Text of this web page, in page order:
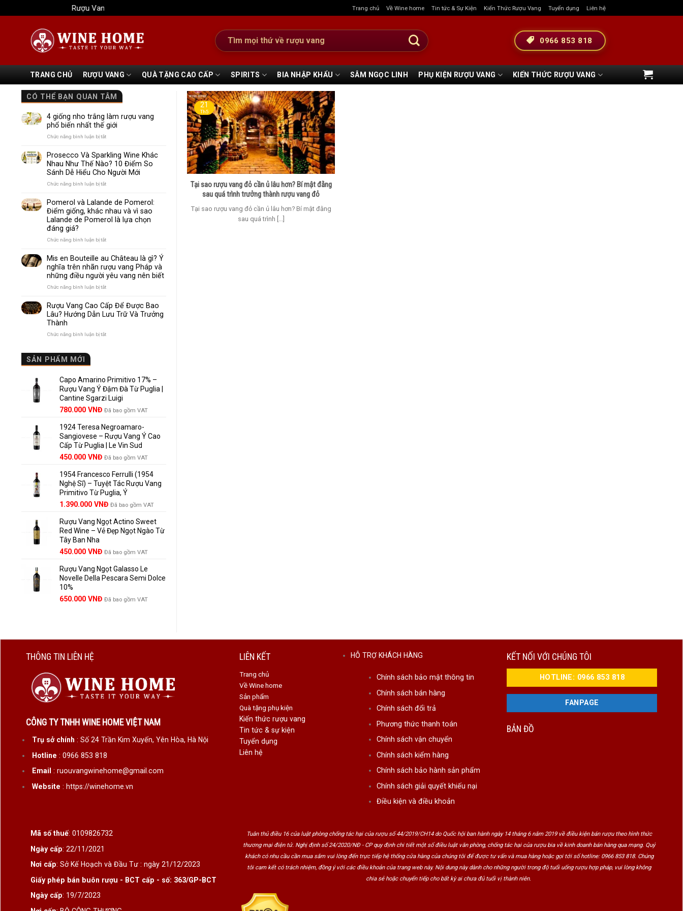
qua
Rượu Vang Wine Home Trang chủ Về Wine home Tin tức & Sự Kiện Kiến Thức Rượu Vang Tuyển dụng Liên hệ
Tìm
kiếm:
0966 853 818
TRANG CHỦ RƯỢU VANG QUÀ TẶNG CAO CẤP SPIRITS BIA NHẬP KHẨU SÂM NGỌC LINH PHỤ KIỆN RƯỢU VANG KIẾN THỨC RƯỢU VANG
CÓ THỂ BẠN QUAN TÂM
4 giống nho trắng làm rượu vang
phổ biến nhất thế giới
Chức năng bình luận bị tắtở
giống
nho
trắng
làm
biến
nhất
thế
Prosecco Và Sparkling Wine Khác
Nhau Như Thế Nào? 10 Điểm So
Sánh Dễ Hiểu Cho Người Mới
Chức năng bình luận bị tắtở
Và
Sparkling
Wine
Khác
10
Điểm
So
Dễ
Cho
Người
Pomerol và Lalande de Pomerol:
Điểm giống, khác nhau và vì sao
Lalande de Pomerol là lựa chọn
đáng giá?
Chức năng bình luận bị tắtở
Lalande
de
Pomerol:
nhau
và
chọn
đáng
giá?
Mis en Bouteille au Château là gì? Ý
nghĩa trên nhãn rượu vang Pháp và
những điều người yêu vang nên biết
Chức năng bình luận bị tắtở
en
Bouteille
au
rượu
vang
Pháp
và
những
yêu
vang
nên
Rượu Vang Cao Cấp Để Được Bao
Lâu? Hướng Dẫn Lưu Trữ Và Trưởng
Thành
Chức năng bình luận bị tắtở
Được
Bao
Lâu?
Hướng
Dẫn
Trữ
Và
Trưởng
Thành
SẢN PHẨM MỚI
Capo Amarino Primitivo 17% –
Rượu Vang Ý Đậm Đà Từ Puglia |
Cantine Sgarzi Luigi
Giá
là:
858.000 VNĐ.
780.000 VNĐGiá
tại
là:
780.000 VNĐ.
Đã bao gồm VAT
1924 Teresa Negroamaro-
Sangiovese – Rượu Vang Ý Cao
Cấp Từ Puglia | Le Vin Sud
Giá
là:
495.000 VNĐ.
450.000 VNĐGiá
tại
là:
450.000 VNĐ.
Đã bao gồm VAT
1954 Francesco Ferrulli (1954
Nghệ Sĩ) – Tuyệt Tác Rượu Vang
Primitivo Từ Puglia, Ý
Giá
là:
1.529.000 VNĐ.
1.390.000 VNĐGiá
tại
là:
Đã bao gồm VAT
Rượu Vang Ngọt Actino Sweet
Red Wine – Vẻ Đẹp Ngọt Ngào Từ
Tây Ban Nha
450.000 VNĐ Đã bao gồm VAT
Rượu Vang Ngọt Galasso Le
Novelle Della Pescara Semi Dolce
10%
650.000 VNĐ Đã bao gồm VAT
Tại sao rượu vang đỏ cần ủ lâu hơn? Bí mật đằng
sau quá trình trưởng thành rượu vang đỏ
Tại sao rượu vang đỏ cần ủ lâu hơn? Bí mật đằng
sau quá trình [...]
21
Th5
THÔNG TIN LIÊN HỆ
CÔNG TY TNHH WINE HOME VIỆT NAM
Trụ sở chính : Số 24 Trần Kim Xuyến, Yên Hòa, Hà Nội
Hotline : 0966 853 818
Email : ruouvangwinehome@gmail.com
Website : https://winehome.vn
LIÊN KẾT
Trang chủ
Về Wine home
Sản phẩm
Quà tặng phụ kiện
Kiến thức rượu vang
Tin tức & sự kiện
Tuyển dụng
Liên hệ
HỖ TRỢ KHÁCH HÀNG
Chính sách bảo mật thông tin
Chính sách bán hàng
Chính sách đổi trả
Phương thức thanh toán
Chính sách vận chuyển
Chính sách kiểm hàng
Chính sách bảo hành sản phẩm
Chính sách giải quyết khiếu nại
Điều kiện và điều khoản
KẾT NỐI VỚI CHÚNG TÔI
HOTLINE: 0966 853 818
FANPAGE
BẢN ĐỒ
Mã số thuế: 0109826732
Ngày cấp: 22/11/2021
Nơi cấp: Sở Kế Hoạch và Đầu Tư : ngày 21/12/2023
Giấy phép bán buôn rượu - BCT cấp - số: 363/GP-BCT
Ngày cấp: 19/7/2023
Tuân thủ điều 16 của luật phòng chống tác hại của rượu số 44/2019/CH14 do Quốc hội ban hành ngày 14 tháng 6 năm 2019 về điều kiện bán rượu theo hình thức
thương mại điện tử. Nghị định số 24/2020/NĐ - CP quy định chi tiết một số điều luật văn phòng, chống tác hại của rượu bia về kinh doanh bán hàng qua mạng. Quý
khách có nhu cầu cần mua sắm vui lòng đến trực tiếp hệ thống cửa hàng của chúng tôi để được tư vấn và mua hàng hoặc gọi tới số hotline: 0966 853 818. Chúng
tôi cam kết có trách nhiệm, đồng ý với các điều khoản của trang web này. Nội dung này dành cho những người trong độ tuổi uống rượu hợp pháp, vui lòng không
chia sẻ hoặc chuyển tiếp cho bất kỳ ai chưa đủ tuổi vị thành niên.